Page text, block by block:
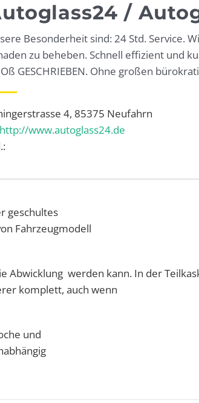
/
Besonderheit sind: 24 Std. Service.
zu beheben. Schnell effizient und
GESCHRIEBEN. Ohne großen
4, 85375 Neufahrn
http://www.autoglass24.de
geschultes
Fahrzeugmodell
werden kann. In der
komplett, auch wenn
und